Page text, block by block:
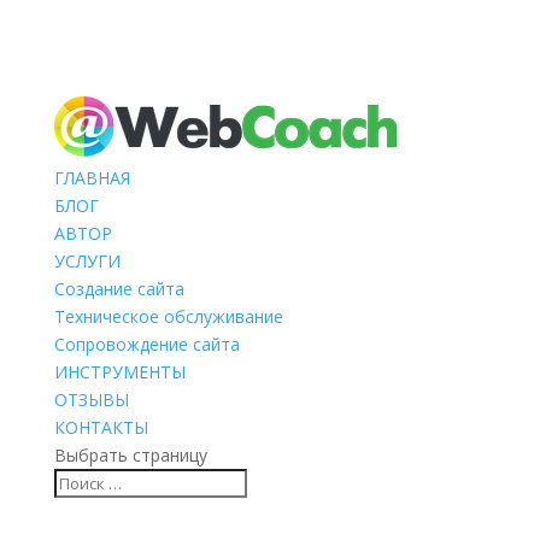
ГЛАВНАЯ
БЛОГ
АВТОР
УСЛУГИ
Создание сайта
Техническое обслуживание
Сопровождение сайта
ИНСТРУМЕНТЫ
ОТЗЫВЫ
КОНТАКТЫ
Выбрать страницу